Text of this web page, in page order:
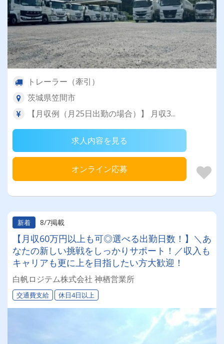
トレーラー（牽引）
茨城県笠間市
【月収例（月25日出勤の場合）】 月収3...
求人内容を見る
オンライン応募
新着 8/7掲載
【月収60万円以上も可◎選べる出勤日数！】＼あ
なたの新しい挑戦をしっかりサポート！／収入も
キャリアも更に上を目指したい方大歓迎！
白帆ロジテム株式会社 神栖営業所
交通費支給 休日4日以上